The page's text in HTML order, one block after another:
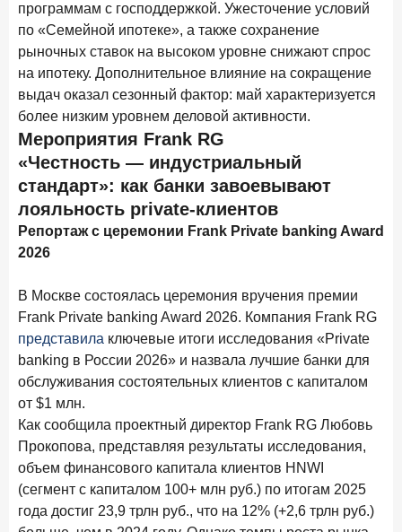
ПОДПИСАТЬСЯ
обработки данных
6 марта 2026 года
По итогам февраля 2026 года объем выдач кредитов
составил 748,4 млрд руб.
25 февраля 2026 года ИССЛЕДОВАНИЕ
Ипотека. Итоги работы крупнейших ипотечных банков
в январе 2026 года
18 февраля 2026 года ИССЛЕДОВАНИЕ
Не по цене, а по ценности: как россияне выбирали
17 февраля 2026 года ИССЛЕДОВАНИЕ
Бизнес на маркетплейсах: новичкам здесь больше не
место
6 февраля 2026 года ИССЛЕДОВАНИЕ
По итогам января 2026 года объем выдач кредитов
составил 822,8 млрд руб.
2 февраля 2026 года ИССЛЕДОВАНИЕ
Premium Banking в 2025 году: портрет клиента, тренды
и стратегии банков
программам с господдержкой. Ужесточение условий
по «Семейной ипотеке», а также сохранение
рыночных ставок на высоком уровне снижают спрос
на ипотеку. Дополнительное влияние на сокращение
выдач оказал сезонный фактор: май характеризуется
более низким уровнем деловой активности.
Мероприятия Frank RG
«Честность — индустриальный
стандарт»: как банки завоевывают
лояльность private-клиентов
Репортаж с церемонии Frank Private banking Award
2026
В Москве состоялась церемония вручения премии
Frank Private banking Award 2026. Компания Frank RG
представила ключевые итоги исследования «Private
banking в России 2026» и назвала лучшие банки для
обслуживания состоятельных клиентов с капиталом
от $1 млн.
Как сообщила проектный директор Frank RG Любовь
Прокопова, представляя результаты исследования,
объем финансового капитала клиентов HNWI
(сегмент с капиталом 100+ млн руб.) по итогам 2025
года достиг 23,9 трлн руб., что на 12% (+2,6 трлн руб.)